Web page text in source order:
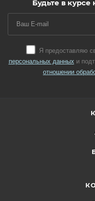
Будьте в
Я предоставляю
персональных данных и
отношении